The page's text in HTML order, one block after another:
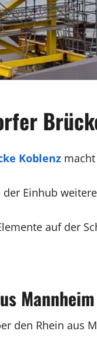
Koblenz
Einhub
auf der
den Rhein aus